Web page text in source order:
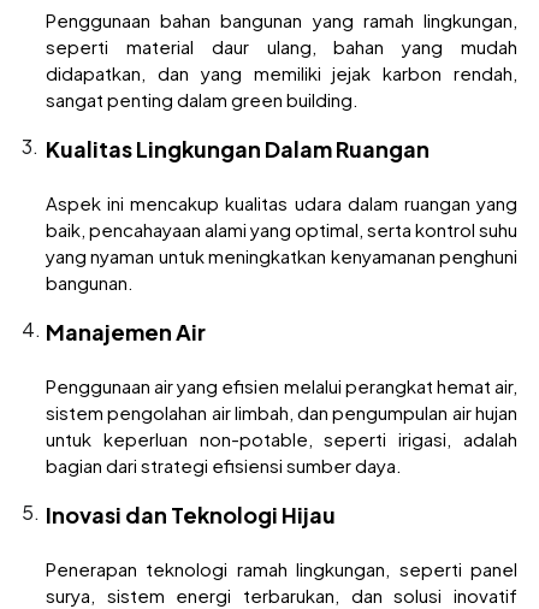
Penggunaan bahan bangunan yang ramah lingkungan,
seperti material daur ulang, bahan yang mudah
didapatkan, dan yang memiliki jejak karbon rendah,
sangat penting dalam green building.
Kualitas Lingkungan Dalam Ruangan
Aspek ini mencakup kualitas udara dalam ruangan yang
baik, pencahayaan alami yang optimal, serta kontrol suhu
yang nyaman untuk meningkatkan kenyamanan penghuni
bangunan.
Manajemen Air
Penggunaan air yang efisien melalui perangkat hemat air,
sistem pengolahan air limbah, dan pengumpulan air hujan
untuk keperluan non-potable, seperti irigasi, adalah
bagian dari strategi efisiensi sumber daya.
Inovasi dan Teknologi Hijau
Penerapan teknologi ramah lingkungan, seperti panel
surya, sistem energi terbarukan, dan solusi inovatif